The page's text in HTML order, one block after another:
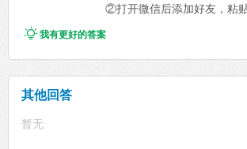
②打开微信后添加好友，粘
我有更好的答案
其他回答
暂无